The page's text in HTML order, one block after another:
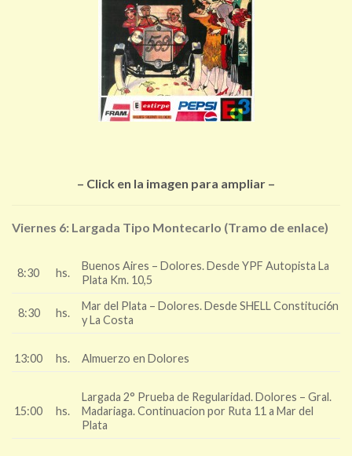
– Click en la imagen para ampliar –
Viernes 6: Largada Tipo Montecarlo (Tramo de enlace)
8:30 hs.
Buenos Aires – Dolores. Desde YPF Autopista La
Plata Km. 10,5
8:30 hs.
Mar del Plata – Dolores. Desde SHELL Constituci6n
y La Costa
13:00 hs. Almuerzo en Dolores
15:00 hs.
Largada 2° Prueba de Regularidad. Dolores – Gral.
Madariaga. Continuacion por Ruta 11 a Mar del
Plata